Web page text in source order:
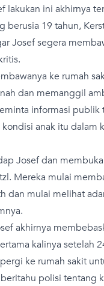
lakukan ini akhirnya
berusia 19 tahun,
Josef segera
ke rumah
dan memanggil
informasi publik
anak itu dalam
Josef dan
Mereka mulai
dan mulai melihat
akhirnya
kalinya setelah
ke rumah sakit
polisi tentang